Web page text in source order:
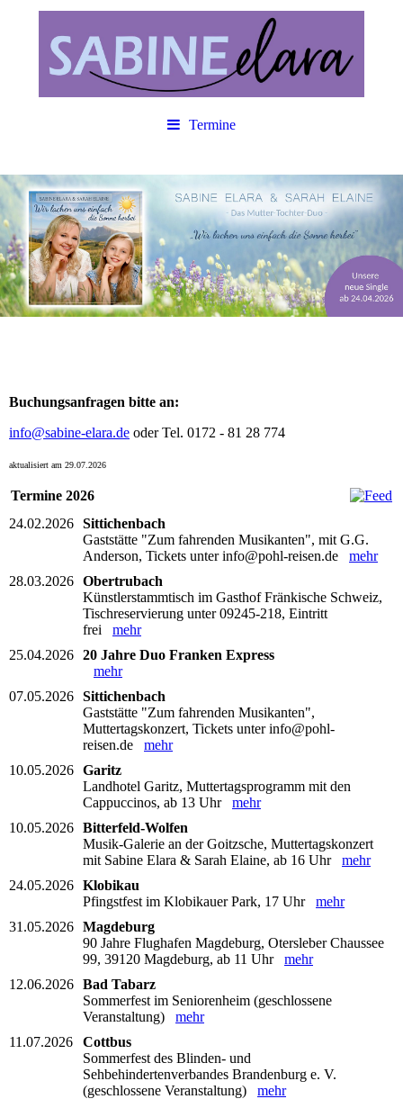
Termine
Buchungsanfragen bitte an:
info@sabine-elara.de oder Tel. 0172 - 81 28 774
aktualisiert am 29.07.2026
Termine 2026
24.02.2026 Sittichenbach
Gaststätte "Zum fahrenden Musikanten", mit G.G.
Anderson, Tickets unter info@pohl-reisen.de mehr
28.03.2026 Obertrubach
Künstlerstammtisch im Gasthof Fränkische Schweiz,
Tischreservierung unter 09245-218, Eintritt
frei mehr
25.04.2026 20 Jahre Duo Franken Express
mehr
07.05.2026 Sittichenbach
Gaststätte "Zum fahrenden Musikanten",
Muttertagskonzert, Tickets unter info@pohl-
reisen.de mehr
10.05.2026 Garitz
Landhotel Garitz, Muttertagsprogramm mit den
Cappuccinos, ab 13 Uhr mehr
10.05.2026 Bitterfeld-Wolfen
Musik-Galerie an der Goitzsche, Muttertagskonzert
mit Sabine Elara & Sarah Elaine, ab 16 Uhr mehr
24.05.2026 Klobikau
Pfingstfest im Klobikauer Park, 17 Uhr mehr
31.05.2026 Magdeburg
90 Jahre Flughafen Magdeburg, Otersleber Chaussee
99, 39120 Magdeburg, ab 11 Uhr mehr
12.06.2026 Bad Tabarz
Sommerfest im Seniorenheim (geschlossene
Veranstaltung) mehr
11.07.2026
Cottbus
Sommerfest des Blinden- und
Sehbehindertenverbandes Brandenburg e. V.
(geschlossene Veranstaltung) mehr